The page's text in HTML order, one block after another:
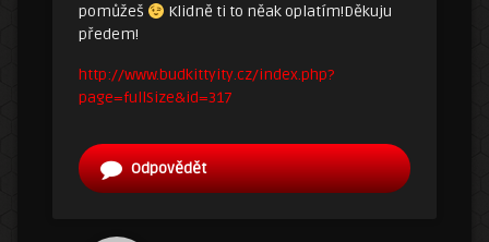
pomůžeš
Klidně ti to něak oplatím!Děkuju
předem!
http://www.budkittyity.cz/index.php?
page=fullSize&id=317
Odpovědět